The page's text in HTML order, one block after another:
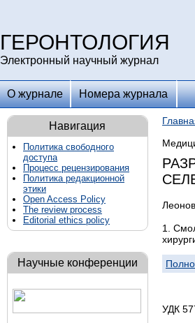
ГЕРОНТОЛОГИЯ
Электронный научный журнал
О журнале Номера журнала
Навигация
Политика свободного
доступа
Процесс рецензирования
Политика редакционной
этики
Open Access Policy
The review process
Editorial ethics policy
Научные конференции
1.
УДК